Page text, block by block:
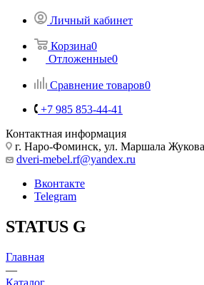
Личный кабинет
Корзина0
Отложенные0
Сравнение товаров0
+7 985 853-44-41
Контактная информация
г. Наро-Фоминск, ул. Маршала
dveri-mebel.rf@yandex.ru
Вконтакте
Telegram
STATUS G
Главная
—
Каталог